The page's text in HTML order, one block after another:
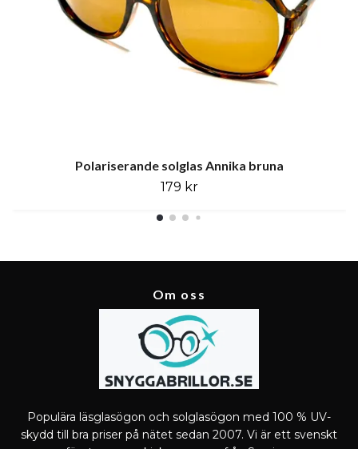
Polariserande solglas Annika bruna
179 kr
Om oss
Populära läsglasögon och solglasögon med 100 % UV-
skydd till bra priser på nätet sedan 2007. Vi är ett svenskt